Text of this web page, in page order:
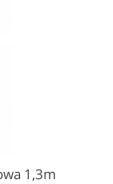
1,3m